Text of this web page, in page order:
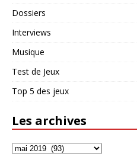
Dossiers
Interviews
Musique
Test de Jeux
Top 5 des jeux
Les archives